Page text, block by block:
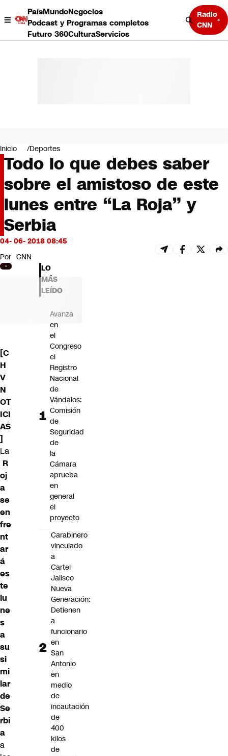
PaísMundoNegocios
Podcast y Programas completos
Futuro 360CulturaServicios
Radio
CNN
Negocios
Deportes
Programas completos
Cultura
Servicios
Bits
CNN tiempo
Futuro 360
Inicio Deportes
Todo lo que debes saber
sobre el amistoso de este
lunes entre “La Roja” y
Serbia
04- 06- 2018 08:45
Por CNN
[C
H
V
N
OT
ICI
AS
]
La
R
oj
a
se
en
fre
nt
ar
á
es
te
lu
ne
s
a
su
si
mi
lar
de
Se
rbi
a
a
LO
MÁS
LEÍDO
Avanza
en
el
Congreso
el
Registro
Nacional
de
Vándalos:
Comisión
de
Seguridad
de
la
Cámara
aprueba
en
general
el
proyecto
Carabinero
vinculado
a
Cartel
Jalisco
Nueva
Generación:
Detienen
a
funcionario
en
San
Antonio
en
medio
de
incautación
de
400
kilos
de